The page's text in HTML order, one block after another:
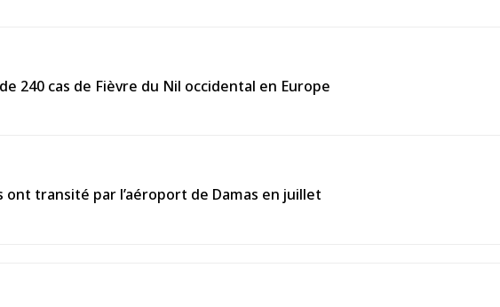
240 cas de Fièvre du Nil occidental en Europe
ont transité par l’aéroport de Damas en juillet